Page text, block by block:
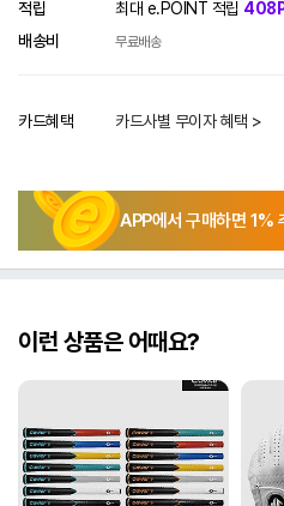
적립 최대 e.POINT 적립
배송비
무료배송
카드혜택 카드사별 무이자 혜택 >
APP에서 구매하면 1%
이런 상품은 어때요?